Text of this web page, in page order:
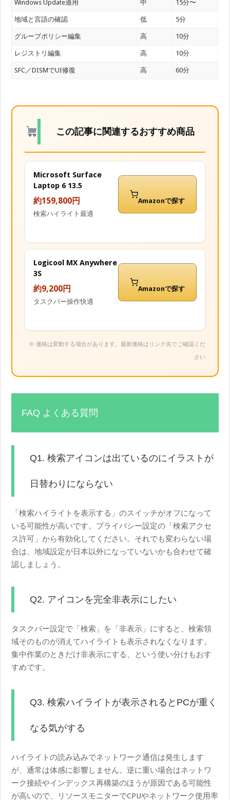
Windows Update適用 中 15分〜
地域と言語の確認 低 5分
グループポリシー編集 高 10分
レジストリ編集 高 10分
SFC／DISMでUI修復 高 60分
この記事に関連するおすすめ商品
Microsoft Surface
Laptop 6 13.5
約159,800円
検索ハイライト最適
Amazonで探す
Logicool MX Anywhere
3S
約9,200円
タスクバー操作快適
Amazonで探す
※ 価格は変動する場合があります。最新価格はリンク先でご確認くだ
さい
FAQ よくある質問
Q1. 検索アイコンは出ているのにイラストが
日替わりにならない
「検索ハイライトを表示する」のスイッチがオフになって
いる可能性が高いです。プライバシー設定の「検索アクセ
ス許可」から有効化してください。それでも変わらない場
合は、地域設定が日本以外になっていないかも合わせて確
認しましょう。
Q2. アイコンを完全非表示にしたい
タスクバー設定で「検索」を「非表示」にすると、検索領
域そのものが消えてハイライトも表示されなくなります。
集中作業のときだけ非表示にする、という使い分けもおす
すめです。
Q3. 検索ハイライトが表示されるとPCが重く
なる気がする
ハイライトの読み込みでネットワーク通信は発生します
が、通常は体感に影響しません。逆に重い場合はネットワ
ーク接続やインデックス再構築のほうが原因である可能性
が高いので、リソースモニターでCPUやネットワーク使用率